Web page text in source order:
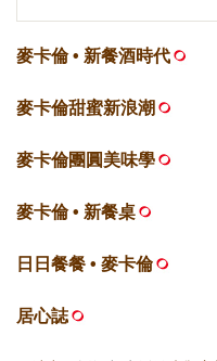
麥卡倫 • 新餐酒時代
麥卡倫甜蜜新浪潮
麥卡倫團圓美味學
麥卡倫 • 新餐桌
日日餐餐 • 麥卡倫
居心誌